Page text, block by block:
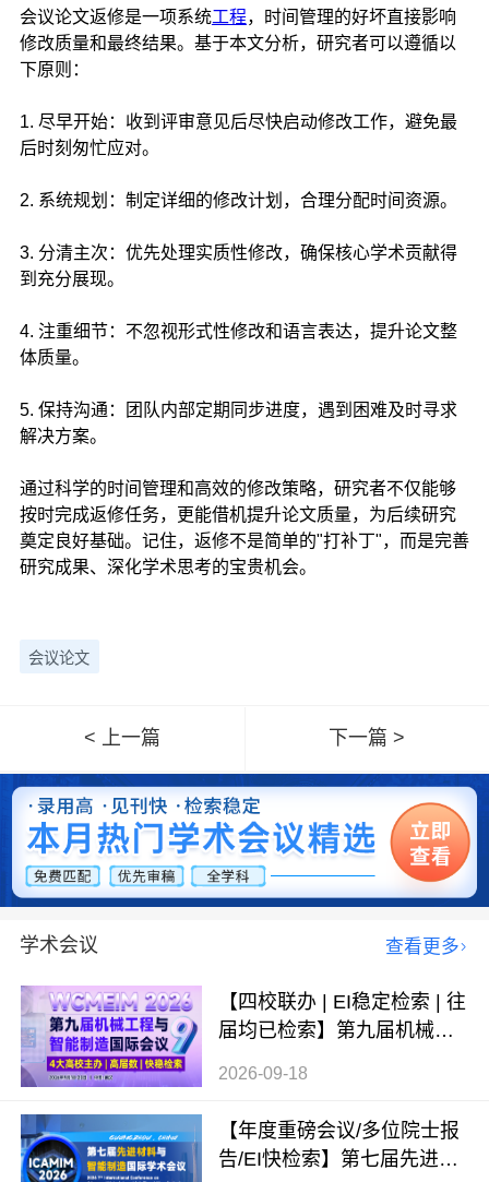
会议论文返修是一项系统工程，时间管理的好坏直接影响
修改质量和最终结果。基于本文分析，研究者可以遵循以
下原则：
1. 尽早开始：收到评审意见后尽快启动修改工作，避免最
后时刻匆忙应对。
2. 系统规划：制定详细的修改计划，合理分配时间资源。
3. 分清主次：优先处理实质性修改，确保核心学术贡献得
到充分展现。
4. 注重细节：不忽视形式性修改和语言表达，提升论文整
体质量。
5. 保持沟通：团队内部定期同步进度，遇到困难及时寻求
解决方案。
通过科学的时间管理和高效的修改策略，研究者不仅能够
按时完成返修任务，更能借机提升论文质量，为后续研究
奠定良好基础。记住，返修不是简单的"打补丁"，而是完善
研究成果、深化学术思考的宝贵机会。
会议论文
< 上一篇 下一篇 >
学术会议 查看更多
【四校联办 | EI稳定检索 | 往
届均已检索】第九届机械工
2026-09-18
【年度重磅会议/多位院士报
告/EI快检索】第七届先进材